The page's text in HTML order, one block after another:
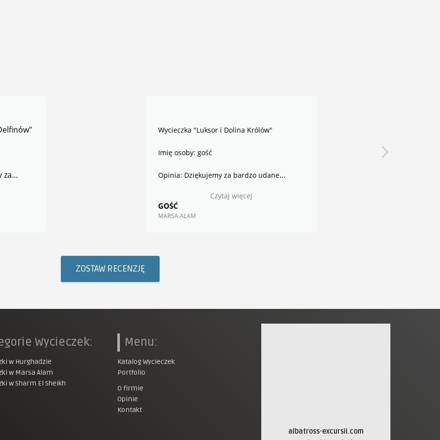
Opinia: Dziękujemy za bardzo udane
ZOSTAW RECENZJĘ
Wycieczek:
w Hurghadzie
w Marsa Alam
w Sharm El Sheikh
Menu:
Katalog Wycieczek
Portfolio
O firmie
Opinie
Kontakt
albatross-excursii.com